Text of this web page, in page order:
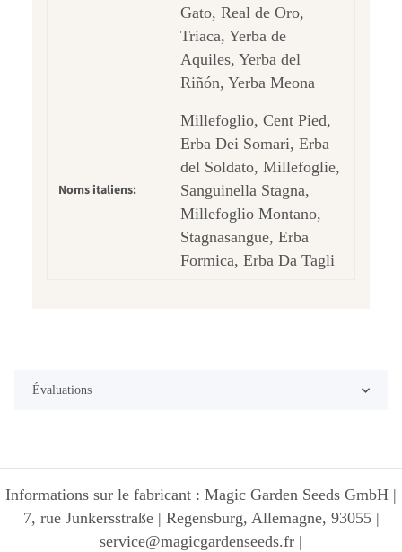
Gato, Real de Oro,
Triaca, Yerba de
Aquiles, Yerba del
Riñón, Yerba Meona
Noms italiens:
Millefoglio, Cent Pied,
Erba Dei Somari, Erba
del Soldato, Millefoglie,
Sanguinella Stagna,
Millefoglio Montano,
Stagnasangue, Erba
Formica, Erba Da Tagli
Évaluations
Informations sur le fabricant : Magic Garden Seeds GmbH |
7, rue Junkersstraße | Regensburg, Allemagne, 93055 |
service@magicgardenseeds.fr |